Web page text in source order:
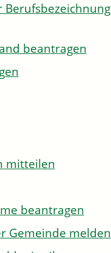
Berufsbezeichnung
beantragen
mitteilen
beantragen
Gemeinde melden